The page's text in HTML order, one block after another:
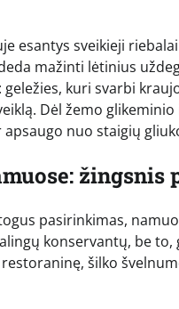
esantys sveikieji
mažinti lėtinius
kuri svarbi
Dėl žemo
nuo staigių
žingsnis
pasirinkimas,
konservantų, be
šilko